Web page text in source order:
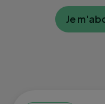
Je